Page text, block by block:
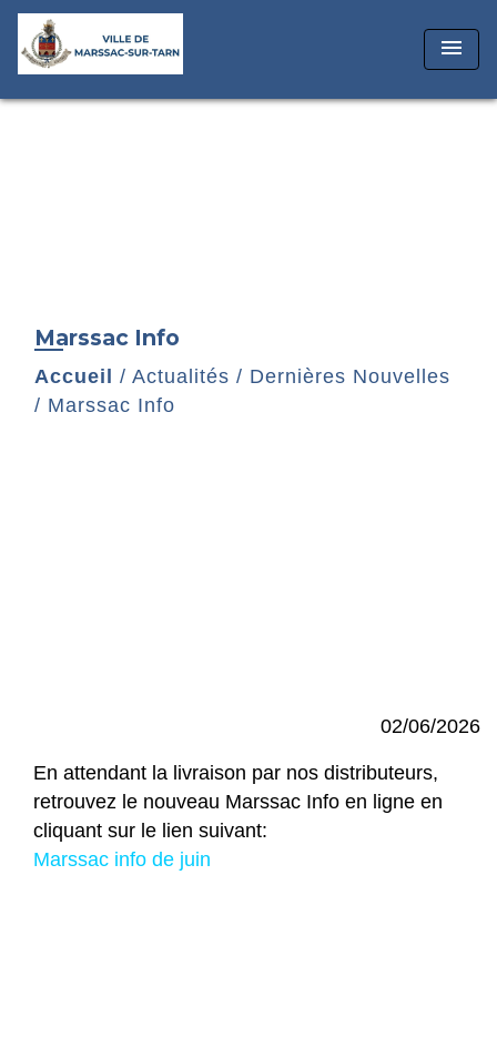
menu
Marssac Info
Accueil / Actualités / Dernières Nouvelles
/ Marssac Info
02/06/2026
En attendant la livraison par nos distributeurs,
retrouvez le nouveau Marssac Info en ligne en
cliquant sur le lien suivant:
Marssac info de juin